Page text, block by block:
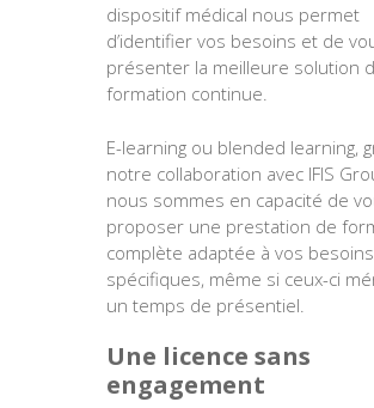
dispositif médical nous permet
d’identifier vos besoins et de
présenter la meilleure solution
formation continue.
E-learning ou blended learning,
notre collaboration avec IFIS
nous sommes en capacité de
proposer une prestation de
complète adaptée à vos besoins
spécifiques, même si ceux-ci
un temps de présentiel.
Une licence sans
engagement